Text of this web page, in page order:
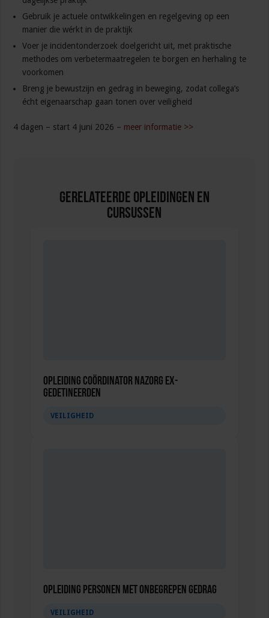
Gebruik je actuele ontwikkelingen en regelgeving op een
manier die wérkt in de praktijk
Voer je incidentonderzoek doelgericht uit, met praktische
methodes om verbetermaatregelen te borgen en herhaling te
voorkomen
Breng je bewustzijn en gedrag in beweging, zodat collega’s
écht eigenaarschap gaan tonen over veiligheid
4 dagen – start 4 juni 2026 – meer informatie >>
Gerelateerde Opleidingen en
Cursussen
Opleiding Coördinator nazorg ex-
gedetineerden
VEILIGHEID
Opleiding Personen met onbegrepen gedrag
VEILIGHEID